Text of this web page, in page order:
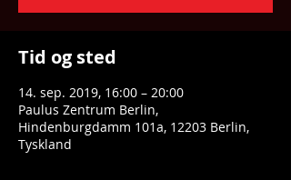
Tid og sted
14. sep. 2019, 16:00 – 20:00
Paulus Zentrum Berlin,
Hindenburgdamm 101a, 12203 Berlin,
Tyskland